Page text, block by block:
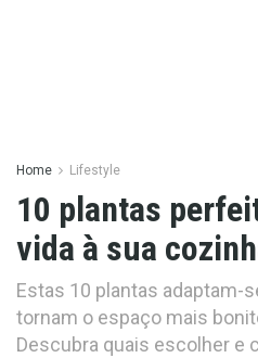
Home Lifestyle
10 plantas
vida à sua
Estas 10 plantas adaptam-
tornam o espaço mais
Descubra quais escolher e